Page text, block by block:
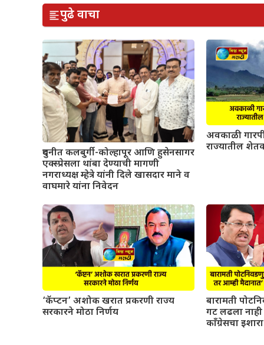
पुढे वाचा
दुधनीत कलबुर्गी-कोल्हापूर आणि हुसेनसागर
एक्स्प्रेसला थांबा देण्याची मागणी
नगराध्यक्ष म्हेत्रे यांनी दिले खासदार माने व
वाघमारे यांना निवेदन
अवकाळी
राज्यातील
‘कॅप्टन’ अशोक खरात प्रकरणी राज्य
सरकारने मोठा निर्णय
बारामती
गट लढला
काँग्रेसचा